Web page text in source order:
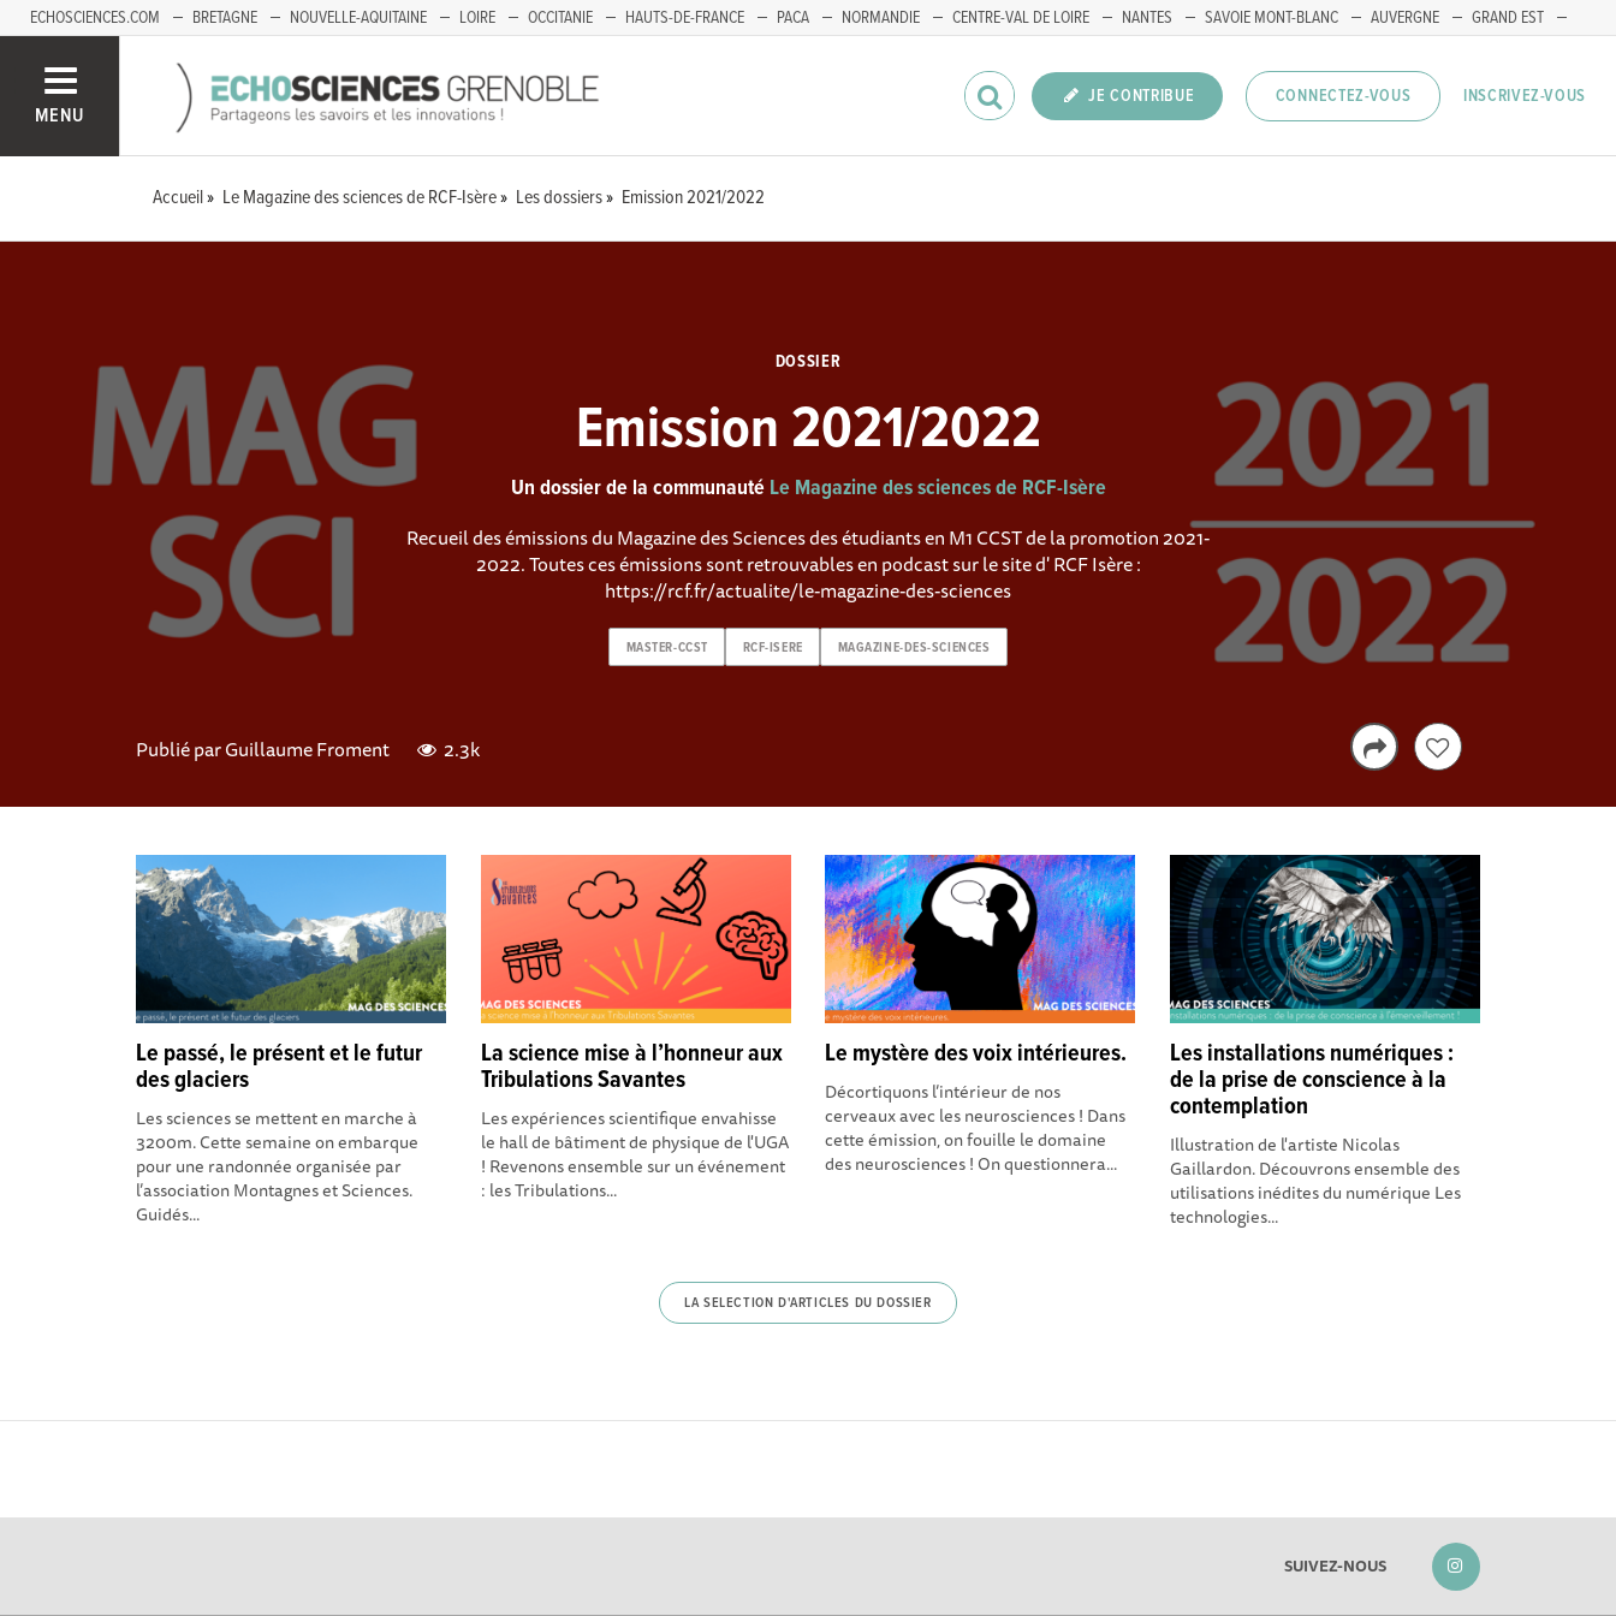
ECHOSCIENCES.COM BRETAGNE NOUVELLE-AQUITAINE LOIRE OCCITANIE HAUTS-DE-FRANCE PACA NORMANDIE CENTRE-VAL DE LOIRE NANTES SAVOIE MONT-BLANC AUVERGNE
GRAND EST
MENU
JE CONTRIBUE CONNECTEZ-VOUS INSCRIVEZ-VOUS
Accueil Le Magazine des sciences de RCF-Isère Les dossiers Emission 2021/2022
DOSSIER
Emission 2021/2022
Un dossier de la communauté Le Magazine des sciences de RCF-Isère
Recueil des émissions du Magazine des Sciences des étudiants en M1 CCST de la promotion 2021-
2022. Toutes ces émissions sont retrouvables en podcast sur le site d' RCF Isère :
https://rcf.fr/actualite/le-magazine-des-sciences
MASTER-CCST RCF-ISERE MAGAZINE-DES-SCIENCES
Publié parGuillaume Froment 2.3k
Le passé, le présent et le futur
des glaciers
Les sciences se mettent en marche à
3200m. Cette semaine on embarque
pour une randonnée organisée par
l’association Montagnes et Sciences.
Guidés...
La science mise à l’honneur aux
Tribulations Savantes
Les expériences scientifique envahisse
le hall de bâtiment de physique de l'UGA
! Revenons ensemble sur un événement
: les Tribulations...
Le mystère des voix intérieures.
Décortiquons l’intérieur de nos
cerveaux avec les neurosciences ! Dans
cette émission, on fouille le domaine
des neurosciences ! On questionnera...
Les installations numériques :
de la prise de conscience à la
contemplation
Illustration de l'artiste Nicolas
Gaillardon. Découvrons ensemble des
utilisations inédites du numérique Les
technologies...
LA SELECTION D'ARTICLES DU DOSSIER
SUIVEZ-NOUS